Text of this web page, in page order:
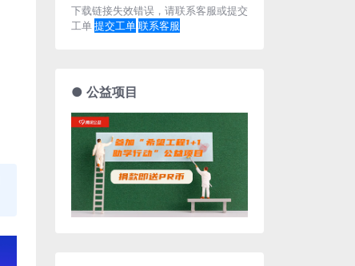
下载链接失效错误，请联系客服或提交
工单提交工单联系客服
● 公益项目